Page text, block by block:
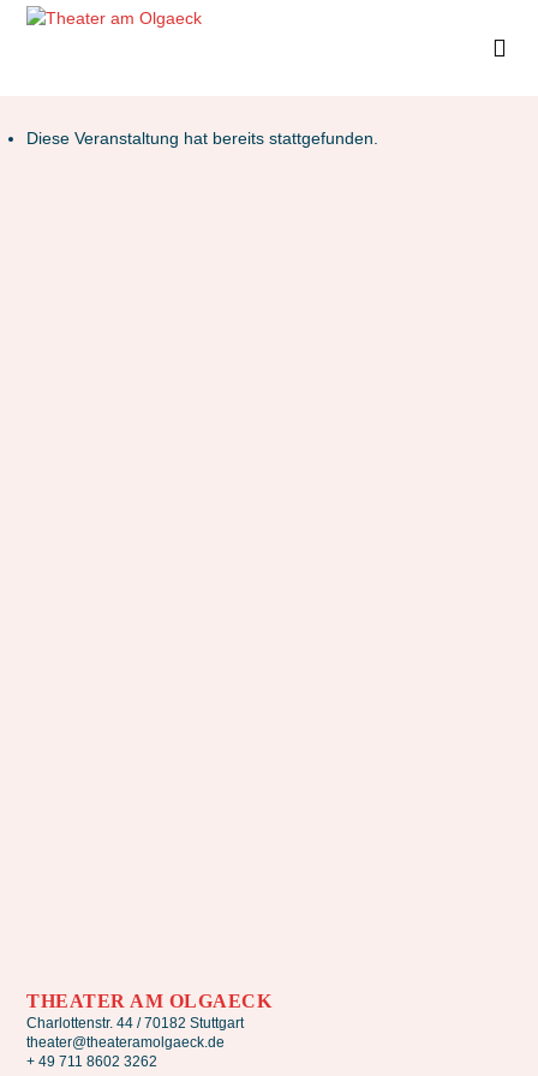
Diese Veranstaltung hat bereits stattgefunden.
THEATER AM OLGAECK
Charlottenstr. 44 / 70182 Stuttgart
theater@theateramolgaeck.de
+ 49 711 8602 3262